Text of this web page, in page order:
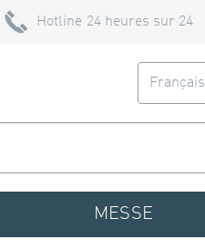
Hotline 24 heures sur 24
Français
MESSE